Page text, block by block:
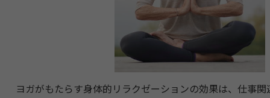
ヨガがもたらす身体的リラクゼーションの効果は、仕事関